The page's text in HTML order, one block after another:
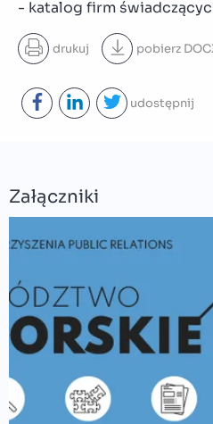
- katalog firm
drukuj pobierz
udostępnij
Załączniki